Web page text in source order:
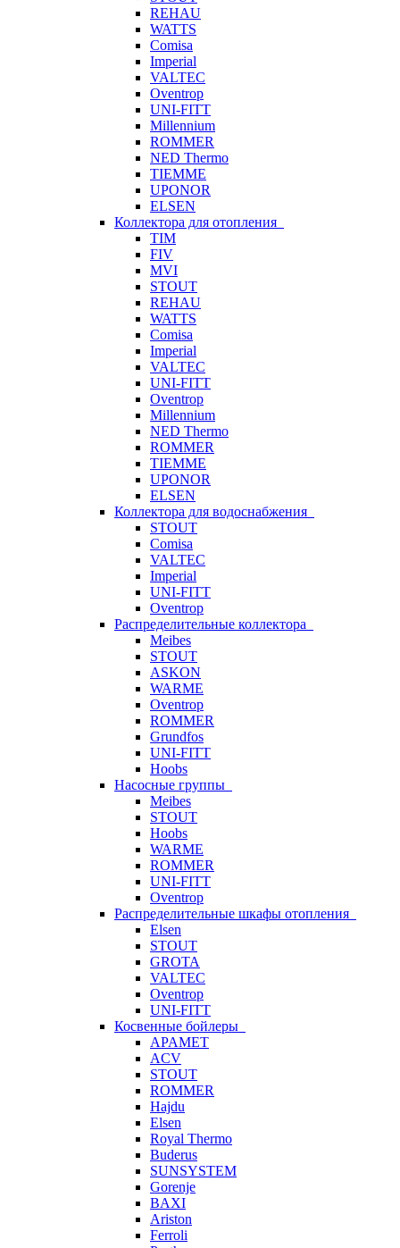
REHAU
WATTS
Comisa
Imperial
VALTEC
Oventrop
UNI-FITT
Millennium
ROMMER
NED Thermo
TIEMME
UPONOR
ELSEN
Коллектора для отопления
TIM
FIV
MVI
STOUT
REHAU
WATTS
Comisa
Imperial
VALTEC
UNI-FITT
Oventrop
Millennium
NED Thermo
ROMMER
TIEMME
UPONOR
ELSEN
Коллектора для водоснабжения
STOUT
Comisa
VALTEC
Imperial
UNI-FITT
Oventrop
Распределительные коллектора
Meibes
STOUT
ASKON
WARME
Oventrop
ROMMER
Grundfos
UNI-FITT
Hoobs
Насосные группы
Meibes
STOUT
Hoobs
WARME
ROMMER
UNI-FITT
Oventrop
Распределительные шкафы отопления
Elsen
STOUT
GROTA
VALTEC
Oventrop
UNI-FITT
Косвенные бойлеры
APAMET
ACV
STOUT
ROMMER
Hajdu
Elsen
Royal Thermo
Buderus
SUNSYSTEM
Gorenje
BAXI
Ariston
Ferroli